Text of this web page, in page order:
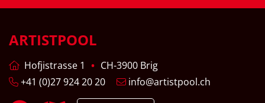
ARTISTPOOL
Hofjistrasse 1
CH-3900 Brig
+41 (0)27 924 20 20
info@artistpool.ch